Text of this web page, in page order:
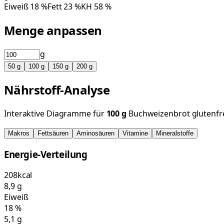
Eiweiß18%Fett23%KH 58%
Menge anpassen
g
50 g 100 g 150 g 200 g
Nährstoff-Analyse
Interaktive Diagramme für 100g Buchweizenbrot
Makros Fettsäuren Aminosäuren Vitamine Mineralstoffe
Energie-Verteilung
208kcal
8,9g
Eiweiß
18%
5,1 g